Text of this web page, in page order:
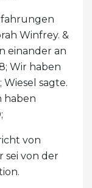
Winfrey. &
einander an
Wir haben
Wiesel sagte.
haben
von
sei von der